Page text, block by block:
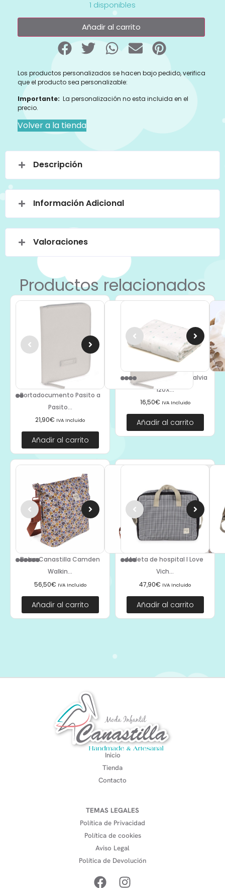
1 disponibles
Añadir al carrito
Los productos personalizados se hacen bajo pedido, verifica
que el producto sea personalizable:
Importante: La personalización no esta incluida en el
precio.
Volver a la tienda
Descripción
Información Adicional
Valoraciones
Productos relacionados
Portadocumento Pasito a
Pasito...
21,90€ IVA Incluido
Añadir al carrito
Muselina Estampado Salvia
120X...
16,50€ IVA Incluido
Añadir al carrito
Bolsa Canastilla Camden
Walkin...
56,50€ IVA Incluido
Añadir al carrito
Maleta de hospital I Love
Vich...
47,90€ IVA Incluido
Añadir al carrito
Inicio
Tienda
Contacto
TEMAS LEGALES
Política de Privacidad
Política de cookies
Aviso Legal
Política de Devolución